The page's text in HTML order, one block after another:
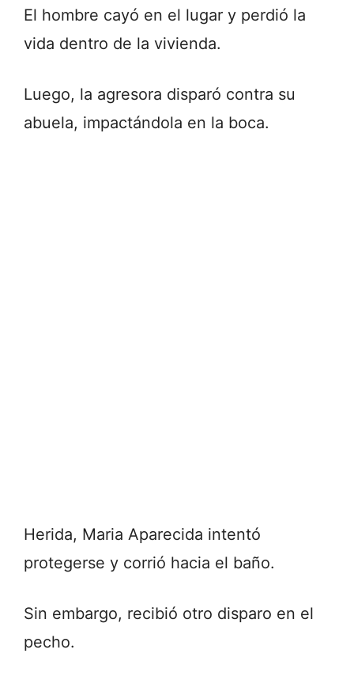
El hombre cayó en el lugar y perdió la
vida dentro de la vivienda.
Luego, la agresora disparó contra su
abuela, impactándola en la boca.
Herida, Maria Aparecida intentó
protegerse y corrió hacia el baño.
Sin embargo, recibió otro disparo en el
pecho.